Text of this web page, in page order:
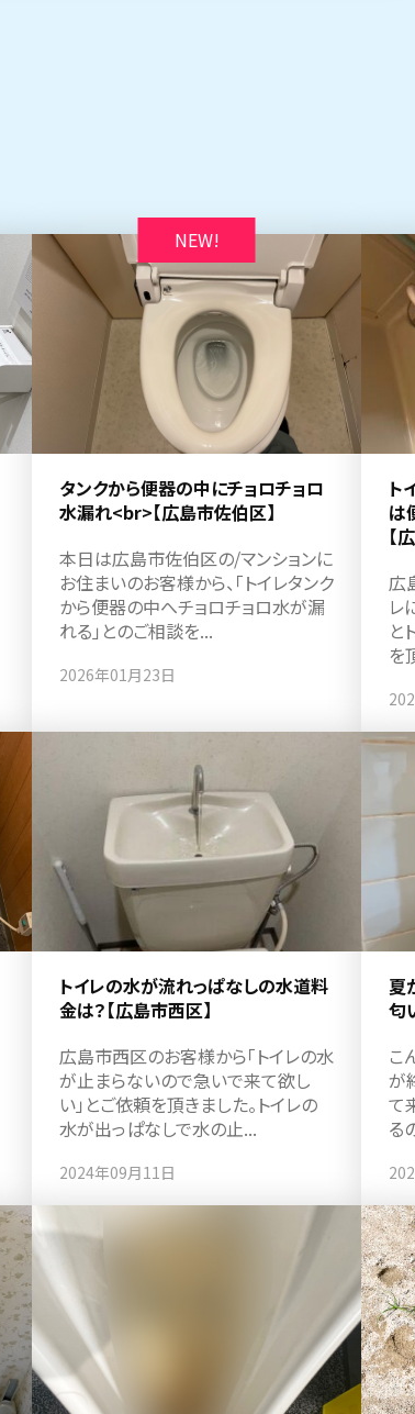
タンクから便器の中にチョロチョロ
水漏れ<br>【広島市佐伯区】
本日は広島市佐伯区の/マンションに
お住まいのお客様から、「トイレタンク
から便器の中へチョロチョロ水が漏
れる」とのご相談を...
2026年01月23日
ト
は
【
広
レ
と
を
トイレの水が流れっぱなしの水道料
金は？【広島市西区】
広島市西区のお客様から「トイレの水
が止まらないので急いで来て欲し
い」とご依頼を頂きました。トイレの
水が出っぱなしで水の止...
2024年09月11日
夏
匂
こ
が
て
る